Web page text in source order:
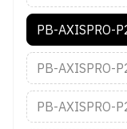
PB-AXISPRO-
PB-AXISPRO-
PB-AXISPRO-